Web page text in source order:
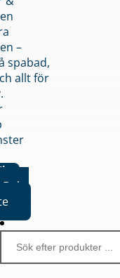
–
spabad,
allt för
Boka